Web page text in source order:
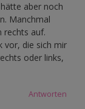
aber noch
Manchmal
rechts auf.
vor, die sich mir
oder links,
Antworten